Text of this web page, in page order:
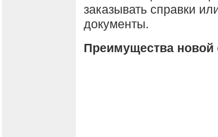
заказывать справки
документы.
Преимущества